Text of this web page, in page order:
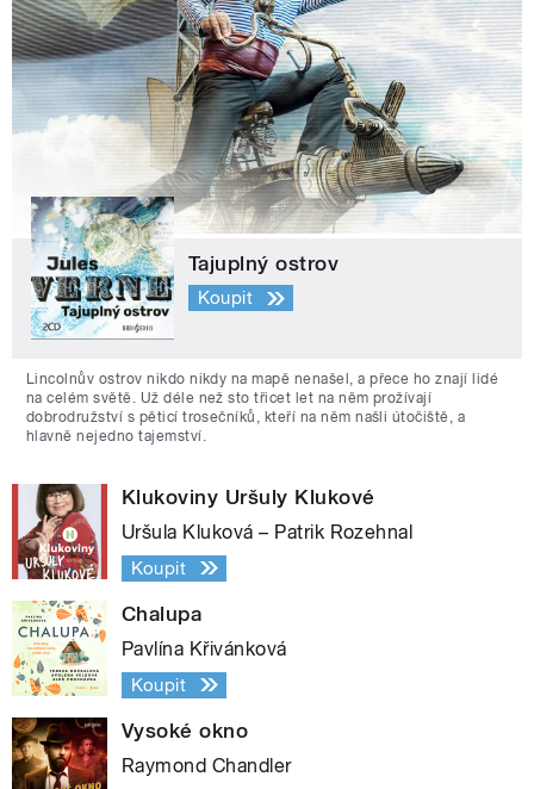
Tajuplný ostrov
Koupit
Lincolnův ostrov nikdo nikdy na mapě nenašel, a přece ho znají lidé
na celém světě. Už déle než sto třicet let na něm prožívají
dobrodružství s pěticí trosečníků, kteří na něm našli útočiště, a
hlavně nejedno tajemství.
Klukoviny Uršuly Klukové
Uršula Kluková – Patrik Rozehnal
Koupit
Chalupa
Pavlína Křivánková
Koupit
Vysoké okno
Raymond Chandler